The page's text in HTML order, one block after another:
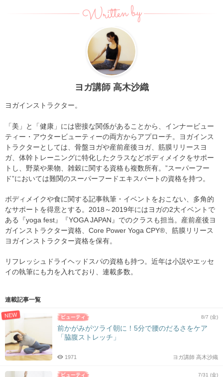
Written by
ヨガ講師 高木沙織
ヨガインストラクター。
「美」と「健康」には密接な関係があることから、インナービュー
ティー・アウタービューティーの両方からアプローチ。ヨガインス
トラクターとしては、骨盤ヨガや産前産後ヨガ、筋膜リリースヨ
ガ、体幹トレーニングに特化したクラスなどボディメイクをサポー
トし、野菜や果物、雑穀に関する資格も複数所有。”スーパーフー
ド”においては難関のスーパーフードエキスパートの資格を持つ。
ボディメイクや食に関する記事執筆・イベントをおこない、多角的
なサポートを得意とする。2018～2019年にはヨガの2大イベントで
ある『yoga fest』『YOGA JAPAN』でのクラスも担当。産前産後ヨ
ガインストラクター資格、Core Power Yoga CPY®、筋膜リリース
ヨガインストラクター資格を保有。
リフレッシュドライヘッドスパの資格も持つ。近年は小説やエッセ
イの執筆にも力を入れており、連載多数。
連載記事一覧
NEW 8/7 (金)
前かがみがツライ朝に！5分で腰のだるさをケア
「脇腹ストレッチ」
ヨガ講師 高木沙織
1971
7/31 (金)